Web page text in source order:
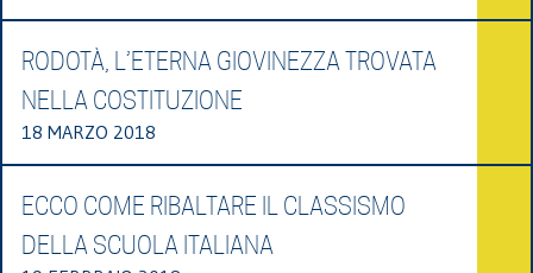
RODOTÀ, L’ETERNA GIOVINEZZA TROVATA
NELLA COSTITUZIONE
18 MARZO 2018
ECCO COME RIBALTARE IL CLASSISMO
DELLA SCUOLA ITALIANA